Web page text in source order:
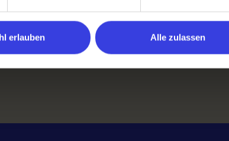
erlauben Alle zulassen